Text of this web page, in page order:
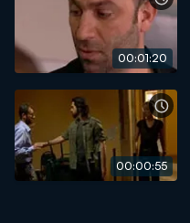
00:01:20
00:00:55